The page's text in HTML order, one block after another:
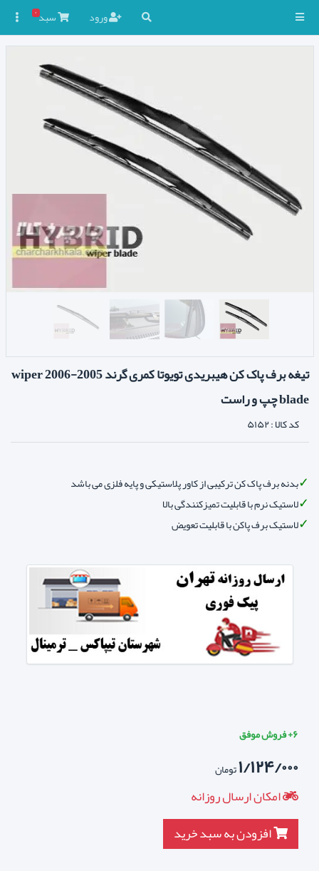
ورود سبد۰
تیغه برف پاک کن هیبریدی تویوتا کمری گرند 2005-2006 wiper
blade چپ و راست
کد کالا :۵۱۵۲
بدنه برف پاک کن ترکیبی از کاور پلاستیکی و پایه فلزی می باشد
لاستیک نرم با قابلیت تمیزکنندگی بالا
لاستیک برف پاکن با قابلیت تعویض
۶+ فروش موفق
۱/۱۲۴/۰۰۰تومان
امکان ارسال روزانه
افزودن به سبد خرید